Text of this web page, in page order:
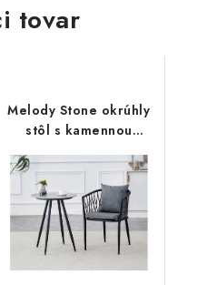
tovar
Melody Stone okrúhly
stôl s kamennou
doskou sivy